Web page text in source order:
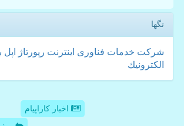
تگها
شركت خدمات فناوری اینترنت رپورتاژ اپل
الكترونیك
اخبار کاراپیام